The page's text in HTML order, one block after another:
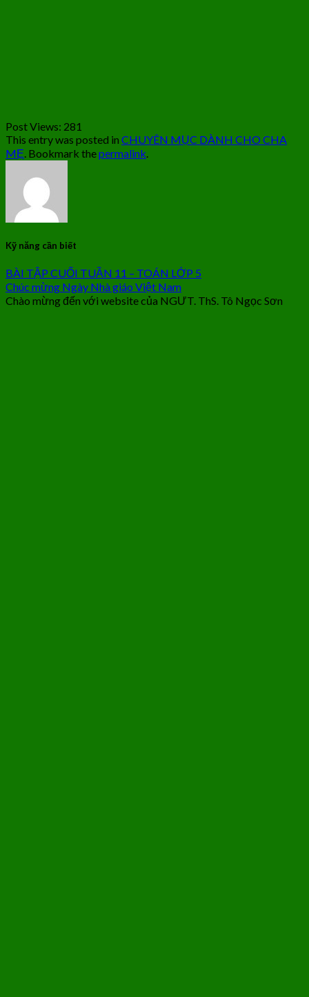
Post Views: 281
This entry was posted in CHUYÊN MỤC DÀNH CHO CHA
MẸ. Bookmark thepermalink.
Kỹ năng cần biết
BÀI TẬP CUỐI TUẦN 11 – TOÁN LỚP 5
Chúc mừng Ngày Nhà giáo Việt Nam
Chào mừng đến với website của NGƯT. ThS. Tô Ngọc Sơn